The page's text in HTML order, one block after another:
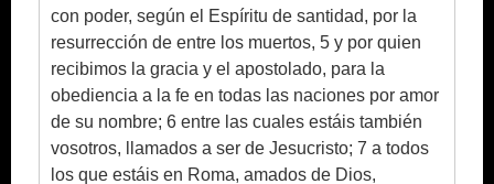
con poder, según el Espíritu de santidad, por la
resurrección de entre los muertos, 5 y por quien
recibimos la gracia y el apostolado, para la
obediencia a la fe en todas las naciones por amor
de su nombre; 6 entre las cuales estáis también
vosotros, llamados a ser de Jesucristo; 7 a todos
los que estáis en Roma, amados de Dios,